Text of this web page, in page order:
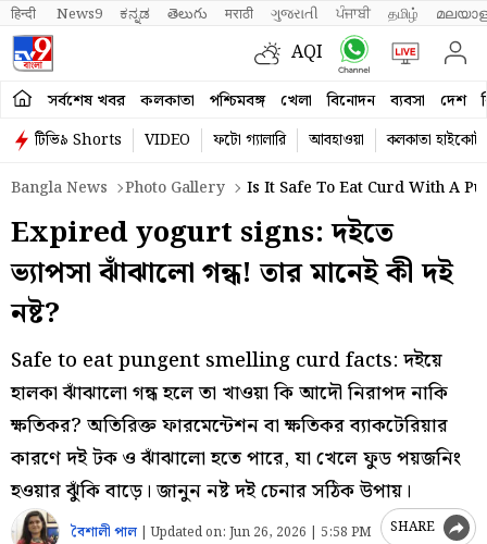
हिन्दी News9 ಕನ್ನಡ తెలుగు मराठी ગુજરાતી ਪੰਜਾਬੀ தமிழ்
AQI
সর্বশেষ খবর কলকাতা পশ্চিমবঙ্গ খেলা বিনোদন ব্যবসা দেশ
টিভি৯ Shorts VIDEO ফটো গ্যালারি আবহাওয়া
কলকাতা হাইকোর্ট
Bangla News
Photo Gallery Is It Safe To Eat Curd With A
Expired yogurt signs: দইতে
ভ্যাপসা ঝাঁঝালো গন্ধ! তার মানেই কী দই
নষ্ট?
Safe to eat pungent smelling curd facts: দইয়ে
হালকা ঝাঁঝালো গন্ধ হলে তা খাওয়া কি আদৌ নিরাপদ নাকি
ক্ষতিকর? অতিরিক্ত ফারমেন্টেশন বা ক্ষতিকর ব্যাকটেরিয়ার
কারণে দই টক ও ঝাঁঝালো হতে পারে, যা খেলে ফুড পয়জনিং
হওয়ার ঝুঁকি বাড়ে। জানুন নষ্ট দই চেনার সঠিক উপায়।
বৈশালী পাল |Updated on: Jun 26, 2026 | 5:58 PM SHARE